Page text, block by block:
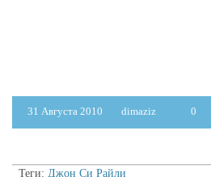
31 Августа 2010 dimaziz 0
Теги: Джон Си Райли